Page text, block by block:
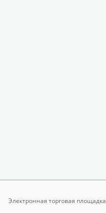
Электронная торговая площадка